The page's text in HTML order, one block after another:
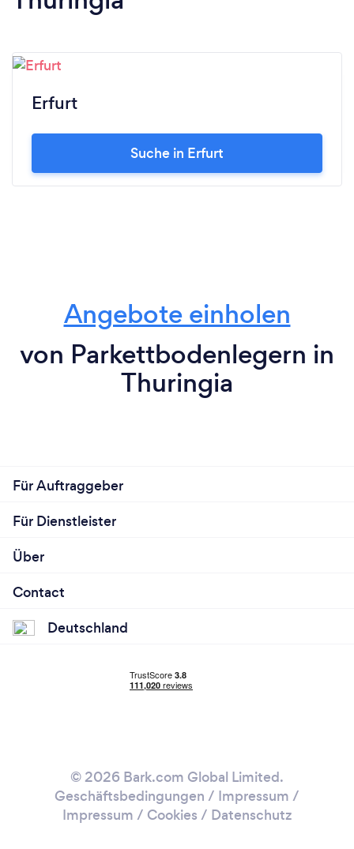
Erfurt
Suche in Erfurt
Angebote einholen
von Parkettbodenlegern in
Thuringia
Für Auftraggeber
Für Dienstleister
Über
Contact
Deutschland
© 2026 Bark.com Global Limited.
Geschäftsbedingungen / Impressum /
Impressum / Cookies / Datenschutz